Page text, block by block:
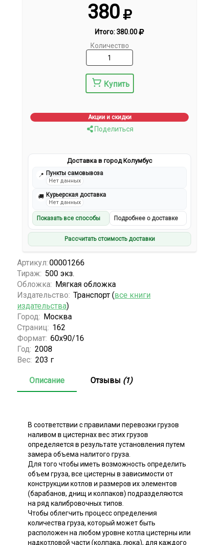
380
Итого:380.00
Количество
Купить
Акции и скидки
Поделиться
Доставка в город Колумбус
📍 Пункты самовывоза
Нет данных
🚚 Курьерская доставка
Нет данных
Показать все способы Подробнее о доставке
Рассчитать стоимость доставки
Артикул: 00001266
Тираж: 500 экз.
Обложка: Мягкая обложка
Издательство: Транспорт (все книги
издательства)
Город: Москва
Страниц: 162
Формат: 60x90/16
Год: 2008
Вес: 203 г
Описание Отзывы (1)
В соответствии с правилами перевозки грузов
наливом в цистернах вес этих грузов
определяется в результате установления путем
замера объема налитого груза.
Для того чтобы иметь возможность определить
объем груза, все цистерны в зависимости от
конструкции котлов и размеров их элементов
(барабанов, днищ и колпаков) подразделяются
на ряд калибровочных типов.
Чтобы облегчить процесс определения
количества груза, который может быть
расположен на любом уровне котла цистерны или
надкотловой части (колпака, люка), для каждого